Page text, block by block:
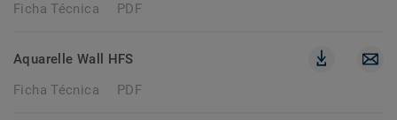
Ficha Técnica
PDF
Aquarelle Wall HFS
Ficha Técnica
PDF